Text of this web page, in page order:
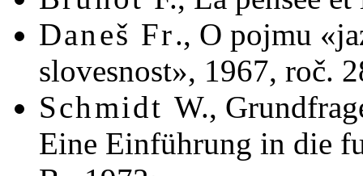
Daneš Fr., O pojmu
slovesnost», 1967, roč.
Schmidt W.,
Eine Einführung in die